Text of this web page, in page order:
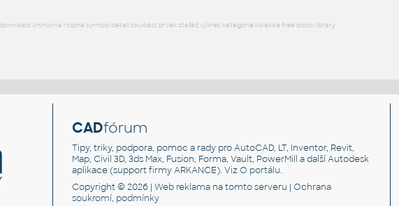
knihovna rodina symbol detail součást prvek stafáž výkres kategorie kolekce free block library
CADfórum
Tipy, triky, podpora, pomoc a rady pro AutoCAD, LT, Inventor, Revit,
Map, Civil 3D, 3ds Max, Fusion, Forma, Vault, PowerMill a další Autodesk
aplikace (support firmy ARKANCE). VizO portálu.
Copyright © 2026 |Web reklama na tomto serveru |Ochrana
soukromí, podmínky